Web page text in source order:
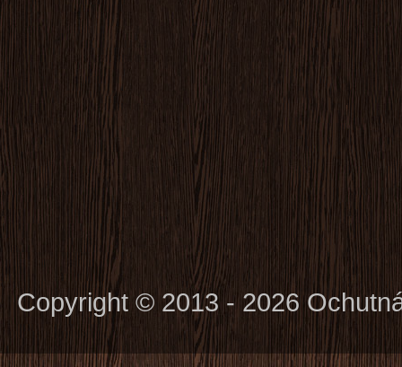
Copyright © 2013 - 2026